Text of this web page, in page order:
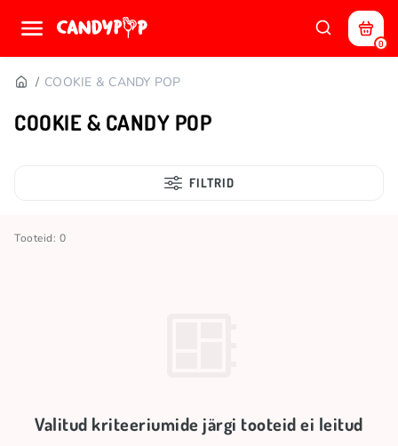
0
COOKIE & CANDY POP
COOKIE & CANDY POP
FILTRID
Tooteid: 0
Valitud kriteeriumide järgi tooteid ei leitud